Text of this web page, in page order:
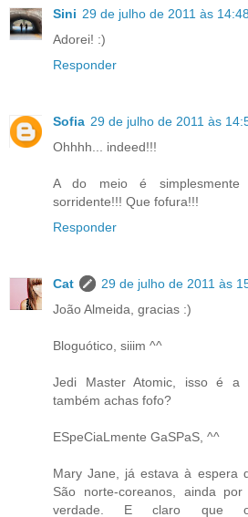
Sini 29 de julho de 2011 às 14:48
Adorei! :)
Responder
Sofia 29 de julho de 2011 às
Ohhhh... indeed!!!
A do meio é simplesmente
sorridente!!! Que fofura!!!
Responder
Cat
29 de julho de 2011 às
João Almeida, gracias :)
Bloguótico, siiim ^^
Jedi Master Atomic, isso é
também achas fofo?
ESpeCiaLmente GaSPaS, ^^
Mary Jane, já estava à espera
São norte-coreanos, ainda
verdade. E claro que